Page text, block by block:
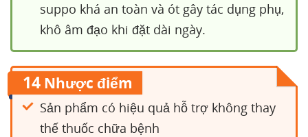
suppo khá an toàn và ót gây tác dụng phụ,
khô âm đạo khi đặt dài ngày.
14 Nhược điểm
Sản phẩm có hiệu quả hỗ trợ không thay
thế thuốc chữa bệnh